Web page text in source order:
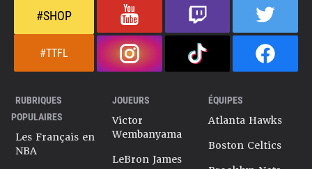
#SHOP
#TTFL
RUBRIQUES
POPULAIRES
Les Français en
NBA
JOUEURS
Victor
Wembanyama
LeBron James
ÉQUIPES
Atlanta Hawks
Boston Celtics